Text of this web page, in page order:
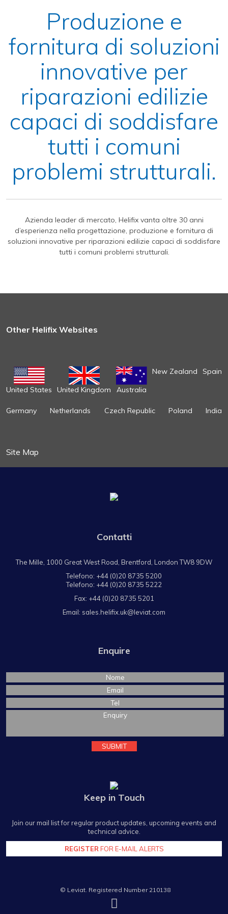
Produzione e
fornitura di soluzioni
innovative per
riparazioni edilizie
capaci di soddisfare
tutti i comuni
problemi strutturali.
Azienda leader di mercato, Helifix vanta oltre 30 anni
d’esperienza nella progettazione, produzione e fornitura di
soluzioni innovative per riparazioni edilizie capaci di soddisfare
tutti i comuni problemi strutturali.
Other Helifix Websites
United States United Kingdom Australia
New Zealand Spain
Germany Netherlands Czech Republic Poland India
Site Map
Contatti
The Mille, 1000 Great West Road, Brentford, London TW8 9DW
Telefono: +44 (0)20 8735 5200
Telefono: +44 (0)20 8735 5222
Fax: +44 (0)20 8735 5201
Email: sales.helifix.uk@leviat.com
Enquire
Keep in Touch
Join our mail list for regular product updates, upcoming events and
technical advice.
REGISTER FOR E-MAIL ALERTS
© Leviat. Registered Number 210138